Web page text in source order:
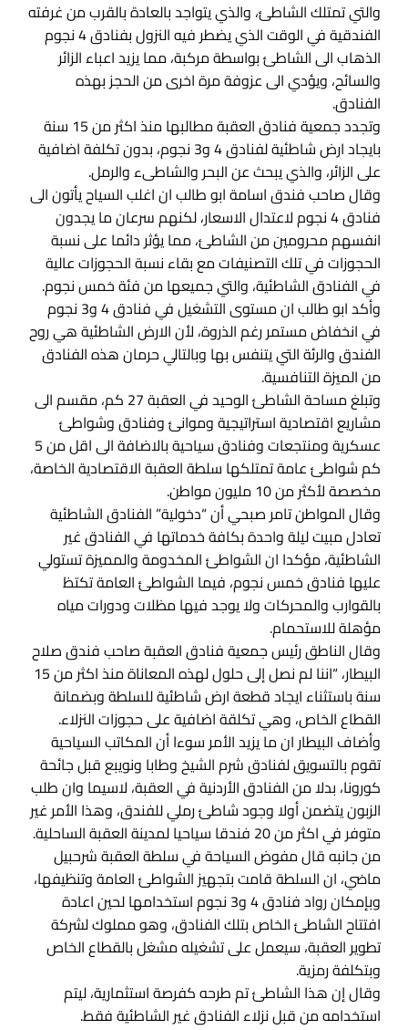
والتي تمتلك الشاطئ، والذي يتواجد بالعادة بالقرب من غرفته
الفندقية في الوقت الذي يضطر فيه النزول بفنادق 4 نجوم
الذهاب الى الشاطئ بواسطة مركبة، مما يزيد اعباء الزائر
والسائح، ويؤدي الى عزوفة مرة اخرى من الحجز بهذه
الفنادق.
وتجدد جمعية فنادق العقبة مطالبها منذ اكثر من 15 سنة
بايجاد ارض شاطئية لفنادق 4 و3 نجوم، بدون تكلفة اضافية
على الزائر، والذي يبحث عن البحر والشاطىء والرمل.
وقال صاحب فندق اسامة ابو طالب ان اغلب السياح يأتون الى
فنادق 4 نجوم لاعتدال الاسعار، لكنهم سرعان ما يجدون
انفسهم محرومين من الشاطئ، مما يؤثر دائما على نسبة
الحجوزات في تلك التصنيفات مع بقاء نسبة الحجوزات عالية
في الفنادق الشاطئية، والتي جميعها من فئة خمس نجوم.
وأكد ابو طالب ان مستوى التشغيل في فنادق 4 و3 نجوم
في انخفاض مستمر رغم الذروة، لأن الارض الشاطئية هي روح
الفندق والرئة التي يتنفس بها وبالتالي حرمان هذه الفنادق
من الميزة التنافسية.
وتبلغ مساحة الشاطئ الوحيد في العقبة 27 كم، مقسم الى
مشاريع اقتصادية استراتيجية وموانئ وفنادق وشواطئ
عسكرية ومنتجعات وفنادق سياحية بالاضافة الى اقل من 5
كم شواطئ عامة تمتلكها سلطة العقبة الاقتصادية الخاصة،
مخصصة لأكثر من 10 مليون مواطن.
وقال المواطن تامر صبحي أن “دخولية” الفنادق الشاطئية
تعادل مبيت ليلة واحدة بكافة خدماتها في الفنادق غير
الشاطئية، مؤكدا ان الشواطئ المخدومة والمميزة تستولي
عليها فنادق خمس نجوم، فيما الشواطئ العامة تكتظ
بالقوارب والمحركات ولا يوجد فيها مظلات ودورات مياه
مؤهلة للاستحمام.
وقال الناطق رئيس جمعية فنادق العقبة صاحب فندق صلاح
البيطار، “اننا لم نصل إلى حلول لهذه المعاناة منذ اكثر من 15
سنة باستثناء ايجاد قطعة ارض شاطئية للسلطة وبضمانة
القطاع الخاص، وهي تكلقة اضافية على حجوزات النزلاء.
وأضاف البيطار ان ما يزيد الأمر سوءا أن المكاتب السياحية
تقوم بالتسويق لفنادق شرم الشيخ وطابا ونويبع قبل جائحة
كورونا، بدلا من الفنادق الأردنية في العقبة، لاسيما وان طلب
الزبون يتضمن أولا وجود شاطئ رملي للفندق، وهذا الأمر غير
متوفر في اكثر من 20 فندقا سياحيا لمدينة العقبة الساحلية.
من جانبه قال مفوض السياحة في سلطة العقبة شرحبيل
ماضي، ان السلطة قامت بتجهيز الشواطئ العامة وتنظيفها،
وبإمكان رواد فنادق 4 و3 نجوم استخدامها لحين اعادة
افتتاح الشاطئ الخاص بتلك الفنادق، وهو مملوك لشركة
تطوير العقبة، سيعمل على تشغيله مشغل بالقطاع الخاص
وبتكلفة رمزية.
وقال إن هذا الشاطئ تم طرحه كفرصة استثمارية، ليتم
استخدامه من قبل نزلاء الفنادق غير الشاطئية فقط.